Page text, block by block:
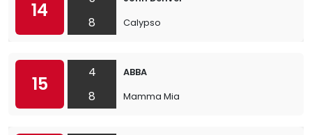
14
8
Calypso
15
4
8
ABBA
Mamma Mia